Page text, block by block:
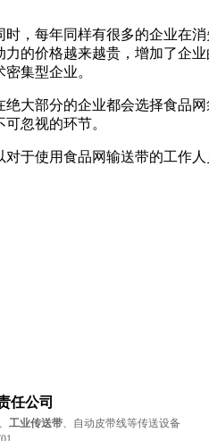
每年同样有很多的企业在
的价格越来越贵，增加了企
集型企业。
部分的企业都会选择食品
忽视的环节。
使用食品网输送带的工作
任公司
、 工业传送带、自动皮带线等传送设备